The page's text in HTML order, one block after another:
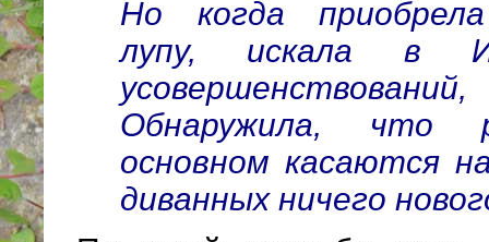
Но когда
лупу, искала в
Обнаружила, что
основном касаются
диванных ничего